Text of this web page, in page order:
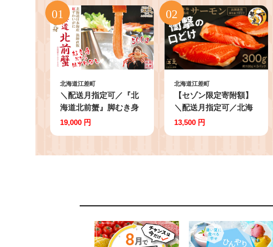
北海道江差町
＼配送月指定可／『北
海道北前蟹』脚むき身
（ポーション）500g
直販！厳格な鮮度管理
し！ 新鮮生冷 かに
ぶ かに鍋 国産 か
に足 かに脚 北海道
19,000 円
北海道江差町
【セゾン限定寄附額】
＼配送月指定可／北海
道産 サーモン お刺身用
本海 かもめ島海面養
とろける脂 生食可
装 トラウトサーモ
ン 刺身 サーモンス
13,500 円